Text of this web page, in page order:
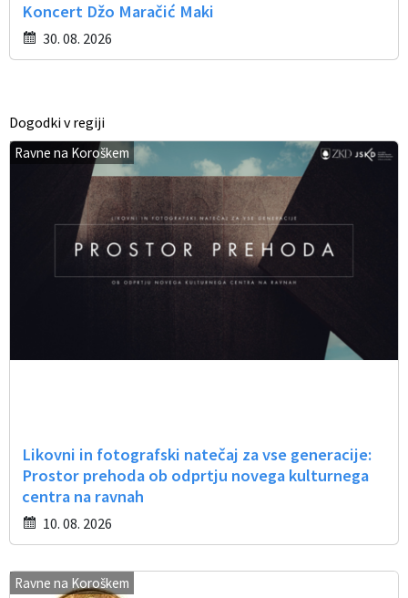
Koncert Džo Maračić Maki
30. 08. 2026
Dogodki v regiji
Ravne na Koroškem
Likovni in fotografski natečaj za vse generacije:
Prostor prehoda ob odprtju novega kulturnega
centra na ravnah
10. 08. 2026
Ravne na Koroškem